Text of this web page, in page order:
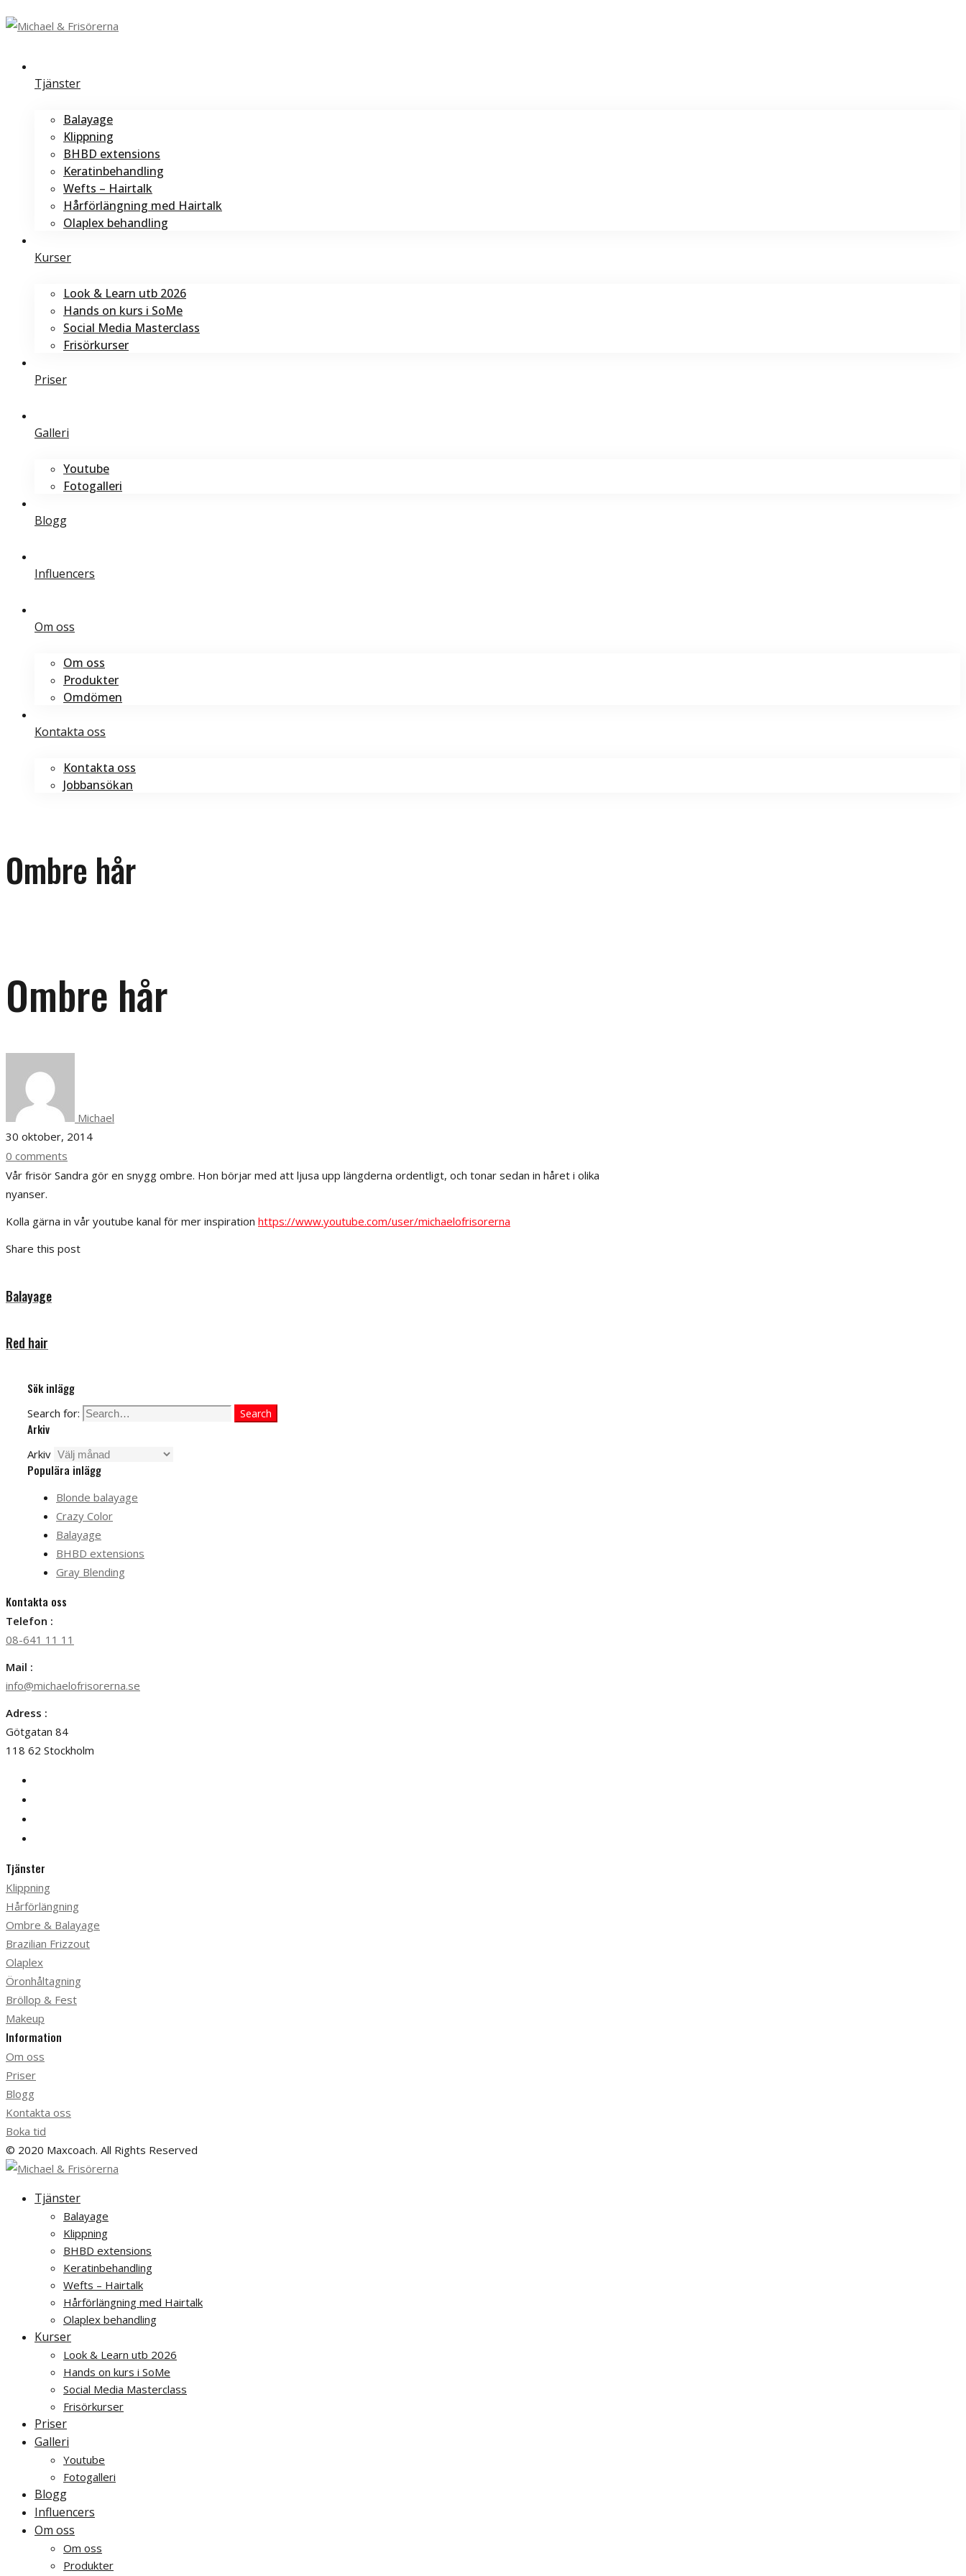
Tjänster
Balayage
Klippning
BHBD extensions
Keratinbehandling
Wefts – Hairtalk
Hårförlängning med Hairtalk
Olaplex behandling
Kurser
Look & Learn utb 2026
Hands on kurs i SoMe
Social Media Masterclass
Frisörkurser
Priser
Galleri
Youtube
Fotogalleri
Blogg
Influencers
Om oss
Om oss
Produkter
Omdömen
Kontakta oss
Kontakta oss
Jobbansökan
Ombre hår
Ombre hår
Michael
30 oktober, 2014
0 comments
Vår frisör Sandra gör en snygg ombre. Hon börjar med att ljusa upp längderna ordentligt, och tonar sedan in håret i olika
nyanser.
Kolla gärna in vår youtube kanal för mer inspiration https://www.youtube.com/user/michaelofrisorerna
Share this post
Balayage
Red hair
Sök inlägg
Search for: Search
Arkiv
Arkiv
Populära inlägg
Blonde balayage
Crazy Color
Balayage
BHBD extensions
Gray Blending
Kontakta oss
Telefon :
08-641 11 11
Mail :
info@michaelofrisorerna.se
Adress :
Götgatan 84
118 62 Stockholm
Tjänster
Klippning
Hårförlängning
Ombre & Balayage
Brazilian Frizzout
Olaplex
Öronhåltagning
Bröllop & Fest
Makeup
Information
Om oss
Priser
Blogg
Kontakta oss
Boka tid
© 2020 Maxcoach. All Rights Reserved
Tjänster
Balayage
Klippning
BHBD extensions
Keratinbehandling
Wefts – Hairtalk
Hårförlängning med Hairtalk
Olaplex behandling
Kurser
Look & Learn utb 2026
Hands on kurs i SoMe
Social Media Masterclass
Frisörkurser
Priser
Galleri
Youtube
Fotogalleri
Blogg
Influencers
Om oss
Om oss
Produkter